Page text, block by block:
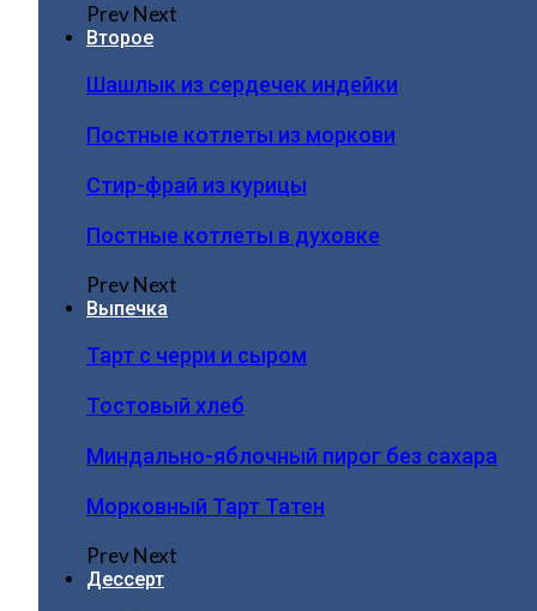
PrevNext
Второе
Шашлык из сердечек индейки
Постные котлеты из моркови
Стир-фрай из курицы
Постные котлеты в духовке
PrevNext
Выпечка
Тарт с черри и сыром
Тостовый хлеб
Миндально-яблочный пирог без сахара
Морковный Тарт Татен
PrevNext
Дессерт